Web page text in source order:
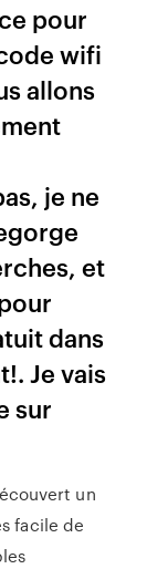
pour
wifi
allons
je ne
et
dans
Je vais
sur
un
facile de